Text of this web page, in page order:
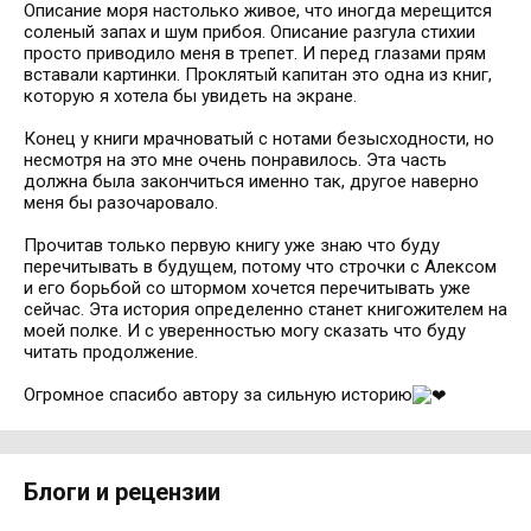
Описание моря настолько живое, что иногда мерещится
соленый запах и шум прибоя. Описание разгула стихии
просто приводило меня в трепет. И перед глазами прям
вставали картинки. Проклятый капитан это одна из книг,
которую я хотела бы увидеть на экране.
Конец у книги мрачноватый с нотами безысходности, но
несмотря на это мне очень понравилось. Эта часть
должна была закончиться именно так, другое наверно
меня бы разочаровало.
Прочитав только первую книгу уже знаю что буду
перечитывать в будущем, потому что строчки с Алексом
и его борьбой со штормом хочется перечитывать уже
сейчас. Эта история определенно станет книгожителем на
моей полке. И с уверенностью могу сказать что буду
читать продолжение.
Огромное спасибо автору за сильную историю
Блоги и рецензии